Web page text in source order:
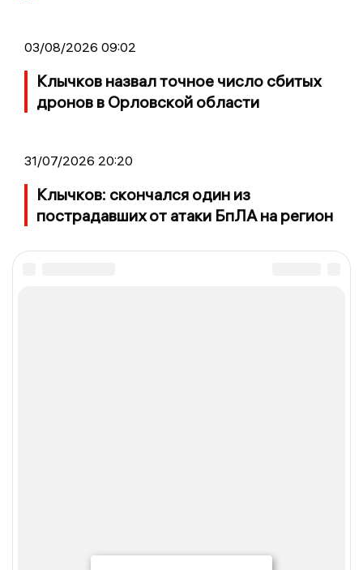
03/08/2026 09:02
Клычков назвал точное число сбитых
дронов в Орловской области
31/07/2026 20:20
Клычков: скончался один из
пострадавших от атаки БпЛА на регион